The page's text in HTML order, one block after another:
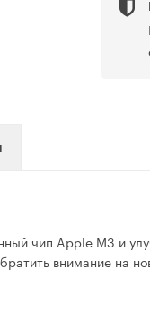
чип Apple M3 и
внимание на